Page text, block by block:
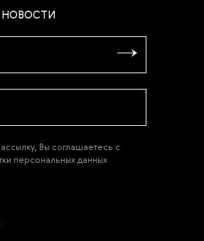
Вы соглашаетесь с
персональных данных